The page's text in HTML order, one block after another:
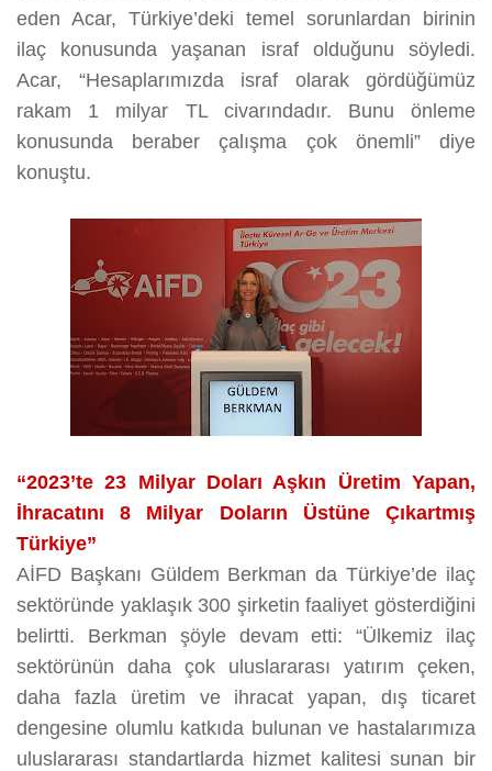
eden Acar, Türkiye’deki temel sorunlardan birinin
ilaç konusunda yaşanan israf olduğunu söyledi.
Acar, “Hesaplarımızda israf olarak gördüğümüz
rakam 1 milyar TL civarındadır. Bunu önleme
konusunda beraber çalışma çok önemli” diye
konuştu.
“2023’te 23 Milyar Doları Aşkın Üretim Yapan,
İhracatını 8 Milyar Doların Üstüne Çıkartmış
Türkiye”
AİFD Başkanı Güldem Berkman da Türkiye’de ilaç
sektöründe yaklaşık 300 şirketin faaliyet gösterdiğini
belirtti. Berkman şöyle devam etti: “Ülkemiz ilaç
sektörünün daha çok uluslararası yatırım çeken,
daha fazla üretim ve ihracat yapan, dış ticaret
dengesine olumlu katkıda bulunan ve hastalarımıza
uluslararası standartlarda hizmet kalitesi sunan bir